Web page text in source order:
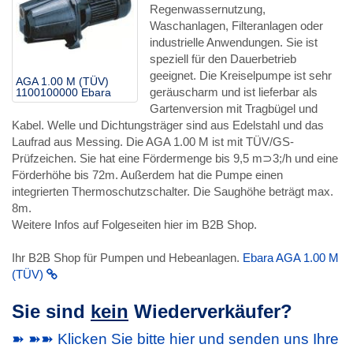
AGA 1.00 M (TÜV)
1100100000 Ebara
Regenwassernutzung,
Waschanlagen, Filteranlagen oder
industrielle Anwendungen. Sie ist
speziell für den Dauerbetrieb
geeignet. Die Kreiselpumpe ist sehr
geräuscharm und ist lieferbar als
Gartenversion mit Tragbügel und
Kabel. Welle und Dichtungsträger sind aus Edelstahl und das
Laufrad aus Messing. Die AGA 1.00 M ist mit TÜV/GS-
Prüfzeichen. Sie hat eine Fördermenge bis 9,5 m⊃3;/h und eine
Förderhöhe bis 72m. Außerdem hat die Pumpe einen
integrierten Thermoschutzschalter. Die Saughöhe beträgt max.
8m.
Weitere Infos auf Folgeseiten hier im B2B Shop.
Ihr B2B Shop für Pumpen und Hebeanlagen. Ebara AGA 1.00 M
(TÜV)
Sie sind kein Wiederverkäufer?
➽ ➽➽ Klicken Sie bitte hier und senden uns Ihre